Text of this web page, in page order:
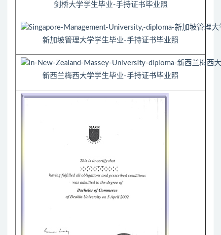
剑桥大学学生毕业-手持证书毕业照
新加坡管理大学学生毕业-手持证书毕业照
新西兰梅西大学学生毕业-手持证书毕业照